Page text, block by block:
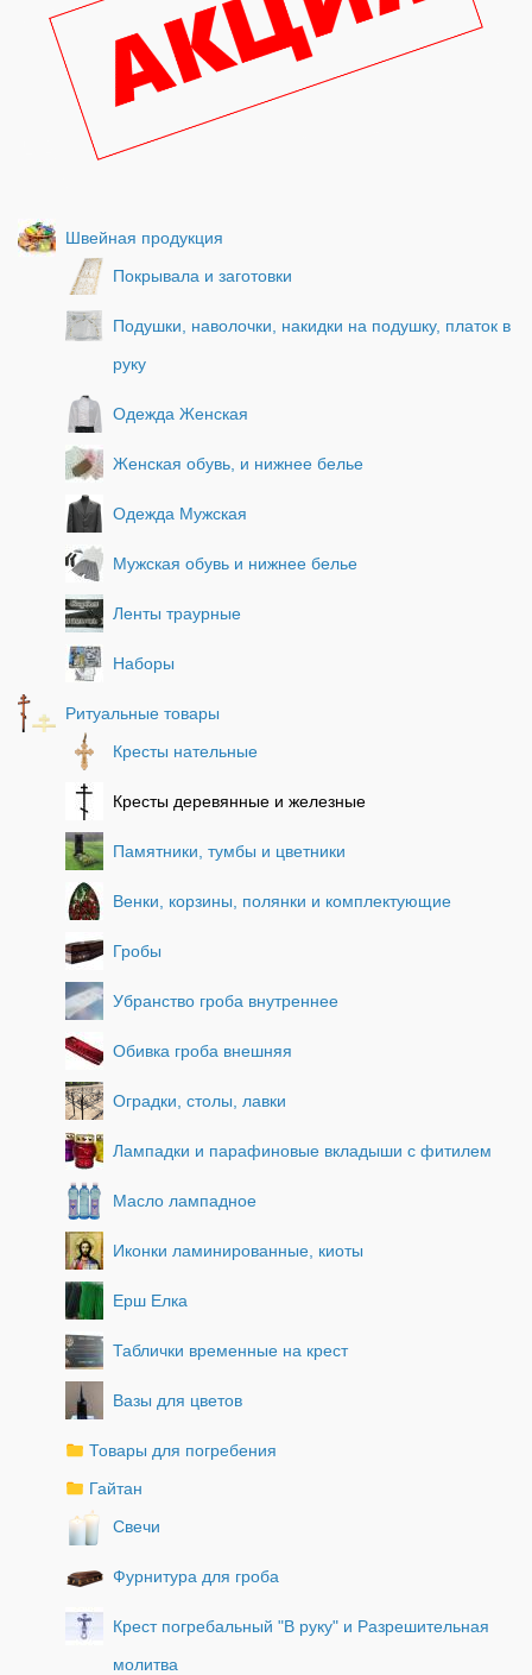
Швейная продукция
Покрывала и заготовки
Подушки, наволочки, накидки на подушку, платок в
руку
Одежда Женская
Женская обувь, и нижнее белье
Одежда Мужская
Мужская обувь и нижнее белье
Ленты траурные
Наборы
Ритуальные товары
Кресты нательные
Кресты деревянные и железные
Памятники, тумбы и цветники
Венки, корзины, полянки и комплектующие
Гробы
Убранство гроба внутреннее
Обивка гроба внешняя
Оградки, столы, лавки
Лампадки и парафиновые вкладыши с фитилем
Масло лампадное
Иконки ламинированные, киоты
Ерш Елка
Таблички временные на крест
Вазы для цветов
Товары для погребения
Гайтан
Свечи
Фурнитура для гроба
Крест погребальный "В руку" и Разрешительная
молитва